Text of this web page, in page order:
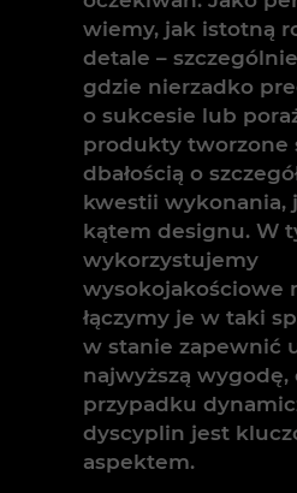
wiemy, jak istotną
detale –
gdzie nierzadko
o sukcesie lub
produkty tworzone
dbałością o
kwestii wykonania,
kątem designu. W
wykorzystujemy
wysokojakościowe
łączymy je w taki
w stanie zapewnić
najwyższą wygodę,
przypadku
dyscyplin jest
aspektem.